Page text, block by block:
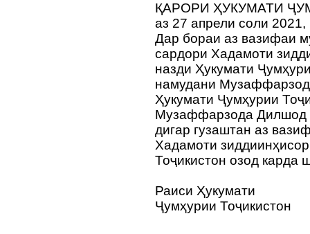
ҚАРОРИ ҲУКУМАТИ
аз 27 апрели соли
Дар бораи аз вазифаи
сардори Хадамоти
назди Ҳукумати
намудани
Ҳукумати Ҷумҳурии
Музаффарзода Дилшод
дигар гузаштан аз
Хадамоти
Тоҷикистон озод карда
Раиси Ҳукумати
Ҷумҳурии Тоҷикистон